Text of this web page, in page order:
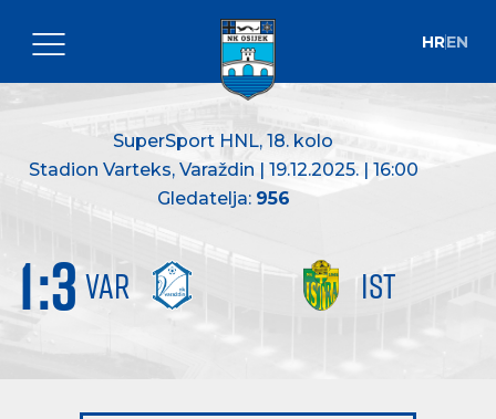
HREN
SuperSport HNL, 18. kolo
Stadion Varteks, Varaždin | 19.12.2025. | 16:00
Gledatelja: 956
VAR IST
1:3